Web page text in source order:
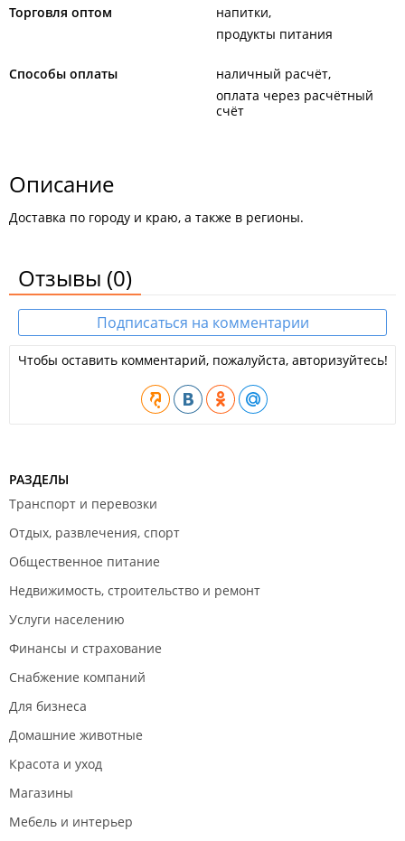
Торговля оптом
напитки
продукты питания
Способы оплаты
наличный расчёт
оплата через расчётный
счёт
Описание
Доставка по городу и краю, а также в регионы.
Отзывы (0)
Подписаться на комментарии
Чтобы оставить комментарий, пожалуйста, авторизуйтесь!
РАЗДЕЛЫ
Транспорт и перевозки
Отдых, развлечения, спорт
Общественное питание
Недвижимость, строительство и ремонт
Услуги населению
Финансы и страхование
Снабжение компаний
Для бизнеса
Домашние животные
Красота и уход
Магазины
Мебель и интерьер